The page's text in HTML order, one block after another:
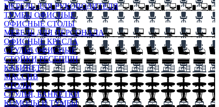
МЕБЕЛЬ ДЛЯ РУКОВОДИТЕЛЯ
ТУМБЫ ОФИСНЫЕ
ОФИСНЫЕ СТОЛЫ
МЕБЕЛЬ ДЛЯ ПЕРСОНАЛА
ОФИСНЫЕ КРЕСЛА
СТУЛЬЯ ОФИСНЫЕ
СТОЙКИ РЕСЕПШН
КАБИНЕТ
МАССИВ
СТОЛЫ
СТУЛЬЯ, БАНКЕТКИ
КОМОДЫ И ТУМБЫ